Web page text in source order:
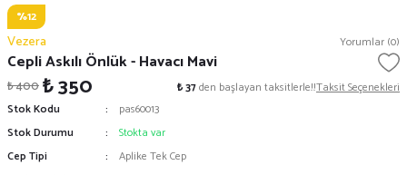
%12
Vezera Yorumlar (0)
Cepli Askılı Önlük - Havacı Mavi
₺ 400₺ 350 ₺ 37den başlayan taksitlerle!!Taksit Seçenekleri
Stok Kodu
pas60013
Stok Durumu
Stokta var
Cep Tipi
Aplike Tek Cep